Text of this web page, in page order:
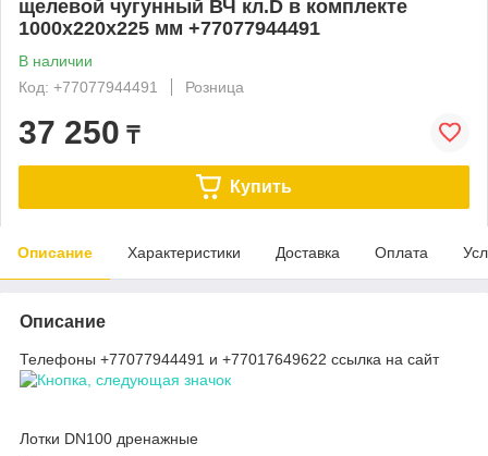
щелевой чугунный ВЧ кл.D в комплекте
1000х220х225 мм +77077944491
В наличии
Код: +77077944491
Розница
37 250 ₸
Купить
Описание Характеристики Доставка Оплата
Описание
Телефоны +77077944491 и +77017649622 ссылка на сайт
Лотки DN100 дренажные